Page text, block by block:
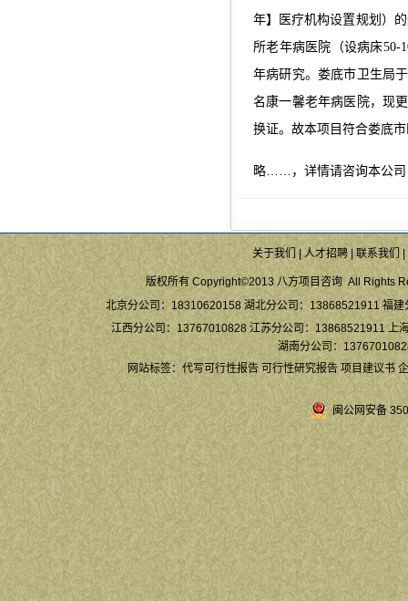
年】医疗机构设置规划）
所老年病医院（设病床50-
年病研究。娄底市卫生局于
名康一馨老年病医院，现
换证。故本项目符合娄底
略……，详情请咨询本公司
关于我们 |人才招聘| 联系我们 |
版权所有 Copyright©2013 八方项目咨询 All Rights
北京分公司：18310620158 湖北分公司：13868521911 福
江西分公司：13767010828 江苏分公司：13868521911 上
湖南分公司：
网站标签： 代写可行性报告 可行性研究报告 项目建议书
闽公网安备